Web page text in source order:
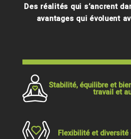
Des réalités qui s’ancrent
avantages qui évoluent
Stabilité, équilibre et
travail et
Flexibilité et